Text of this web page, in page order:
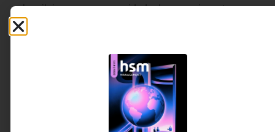
brasileiros: nossa capacidade de nos unir em torno
de um objetivo comum. Mas por que essa mesma
energia raramente se traduz em avanços estruturais
Souza - Administradora de
empresas, consultora e
8 MINUTOS MIN DE LEITURA